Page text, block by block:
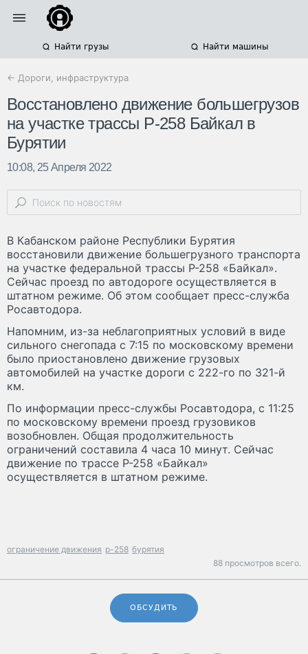
Найти грузы Найти машины
← Дороги, инфраструктура
Восстановлено движение большегрузов
на участке трассы Р-258 Байкал в
Бурятии
10:08, 25 Апреля 2022
В Кабанском районе Республики Бурятия
восстановили движение большегрузного транспорта
на участке федеральной трассы Р-258 «Байкал».
Сейчас проезд по автодороге осуществляется в
штатном режиме. Об этом сообщает пресс-служба
Росавтодора.
Напомним, из-за неблагоприятных условий в виде
сильного снегопада с 7:15 по московскому времени
было приостановлено движение грузовых
автомобилей на участке дороги с 222-го по 321-й
км.
По информации пресс-службы Росавтодора, с 11:25
по московскому времени проезд грузовиков
возобновлен. Общая продолжительность
ограничений составила 4 часа 10 минут. Сейчас
движение по трассе Р-258 «Байкал»
осуществляется в штатном режиме.
ограничение движения р-258 бурятия
88 просмотров всего.
ОБСУДИТЬ